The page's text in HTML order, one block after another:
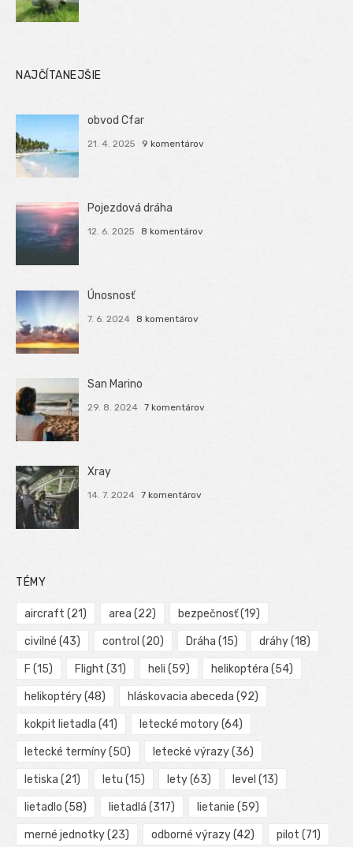
NAJČÍTANEJŠIE
obvod Cfar
21. 4. 2025 9 komentárov
Pojezdová dráha
12. 6. 2025 8 komentárov
Únosnosť
7. 6. 2024 8 komentárov
San Marino
29. 8. 2024 7 komentárov
Xray
14. 7. 2024 7 komentárov
TÉMY
aircraft (21) area (22) bezpečnosť(19)
civilné (43) control (20) Dráha (15) dráhy(18)
F (15) Flight (31) heli (59) helikoptéra (54)
helikoptéry(48) hláskovacia abeceda (92)
kokpit lietadla (41) letecké motory(64)
letecké termíny(50) letecké výrazy(36)
letiska (21) letu (15) lety(63) level (13)
lietadlo (58) lietadlá (317) lietanie (59)
merné jednotky(23) odborné výrazy(42) pilot (71)